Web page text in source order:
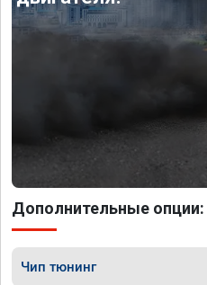
Дополнительные опции:
Чип тюнинг